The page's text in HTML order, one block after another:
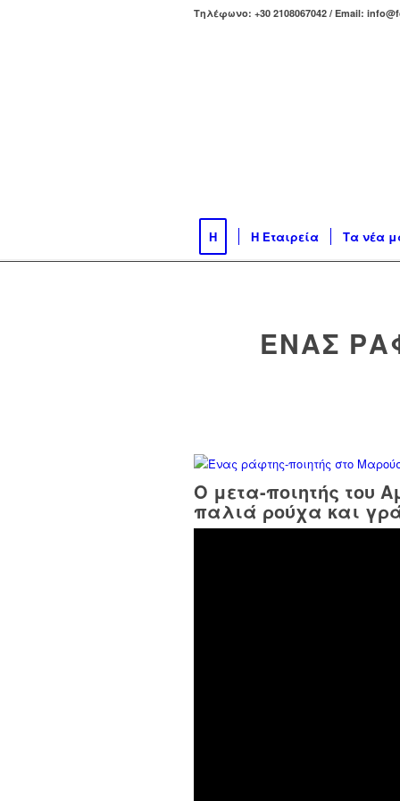
Τηλέφωνο: +30 2108067042 / Email:
H Η Εταιρεία Τα νέα
ΈΝΑΣ
Ο μετα-ποιητής του
παλιά ρούχα και